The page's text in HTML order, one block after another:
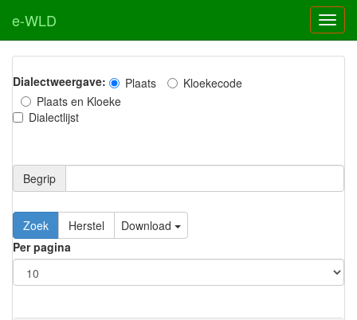
e-WLD
Dialectweergave: Plaats
Kloekecode
Plaats en Kloeke
Dialectlijst
Begrip
Zoek Herstel
Download
Per pagina